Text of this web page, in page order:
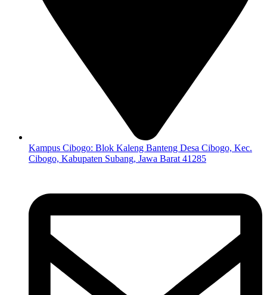
Kampus Cibogo: Blok Kaleng Banteng Desa Cibogo, Kec.
Cibogo, Kabupaten Subang, Jawa Barat 41285